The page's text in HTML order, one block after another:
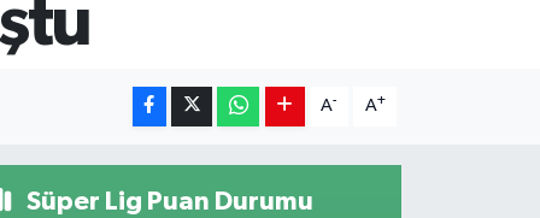
A- A+
Süper Lig Puan Durumu